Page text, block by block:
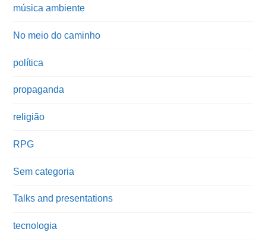
música ambiente
No meio do caminho
política
propaganda
religião
RPG
Sem categoria
Talks and presentations
tecnologia